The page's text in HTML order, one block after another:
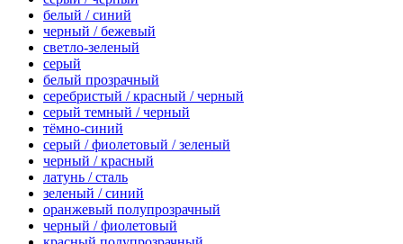
белый / синий
черный / бежевый
светло-зеленый
серый
белый прозрачный
серебристый / красный / черный
серый темный / черный
тёмно-синий
серый / фиолетовый / зеленый
черный / красный
латунь / сталь
зеленый / синий
оранжевый полупрозрачный
черный / фиолетовый